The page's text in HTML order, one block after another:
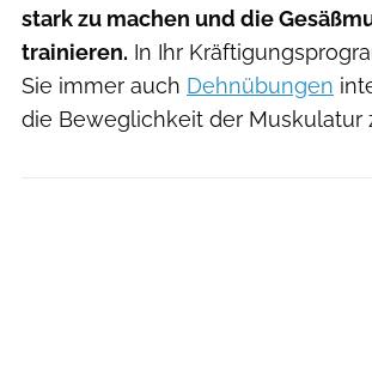
stark zu machen und die
trainieren. In Ihr
Sie immer auch Dehnübungen
die Beweglichkeit der Muskulatur